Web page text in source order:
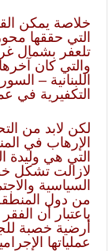
خلاصة يمكن
التي حققها
تلعفر بشمال
والتي كان
اللبنانية –
التكفيرية في
لكن لابد من
الإرهاب في
التي هي وليدة
لازالت تشكل
السياسية
من دول
باعتبار أن
أرضية خصبة
عملياتها